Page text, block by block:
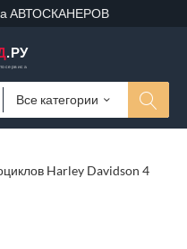
АВТОСКАНЕРОВ
.РУ
Все категории
Harley Davidson 4